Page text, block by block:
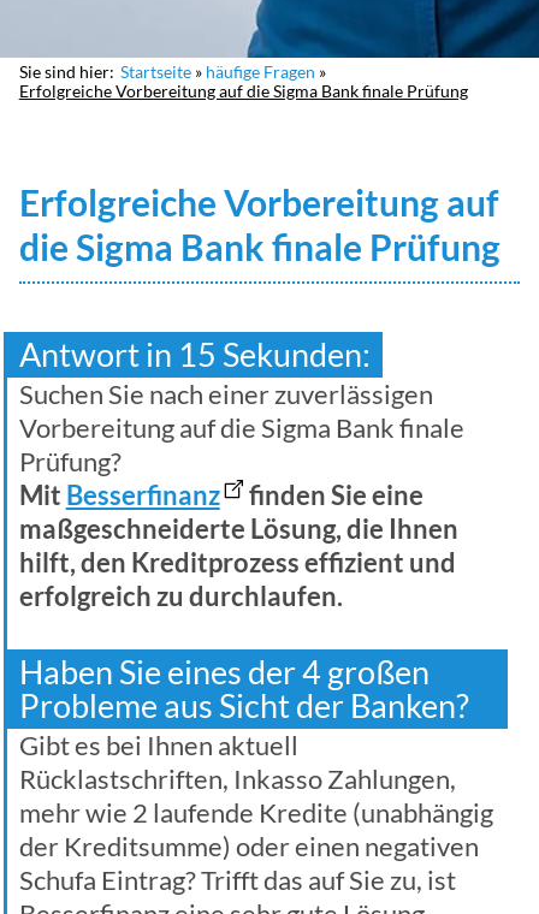
Sie sind hier: Startseite
häufige Fragen
Erfolgreiche Vorbereitung auf die Sigma Bank finale Prüfung
Erfolgreiche Vorbereitung auf
die Sigma Bank finale Prüfung
Antwort in 15 Sekunden:
Suchen Sie nach einer zuverlässigen
Vorbereitung auf die Sigma Bank finale
Prüfung?
Mit Besserfinanz
finden Sie eine
maßgeschneiderte Lösung, die Ihnen
hilft, den Kreditprozess effizient und
erfolgreich zu durchlaufen.
Haben Sie eines der 4 großen
Probleme aus Sicht der Banken?
Gibt es bei Ihnen aktuell
Rücklastschriften, Inkasso Zahlungen,
mehr wie 2 laufende Kredite (unabhängig
der Kreditsumme) oder einen negativen
Schufa Eintrag? Trifft das auf Sie zu, ist